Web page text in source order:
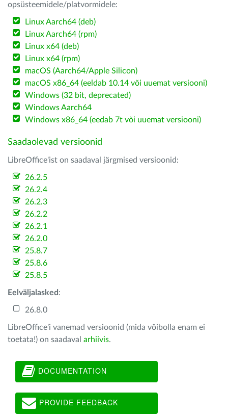
opsüsteemidele/platvormidele:
Linux Aarch64 (deb)
Linux Aarch64 (rpm)
Linux x64 (deb)
Linux x64 (rpm)
macOS (Aarch64/Apple Silicon)
macOS x86_64 (eeldab 10.14 või uuemat versiooni)
Windows (32 bit, deprecated)
Windows Aarch64
Windows x86_64 (eedab 7t või uuemat versiooni)
Saadaolevad versioonid
LibreOffice'ist on saadaval järgmised versioonid:
26.2.5
26.2.4
26.2.3
26.2.2
26.2.1
26.2.0
25.8.7
25.8.6
25.8.5
Eelväljalasked :
26.8.0
LibreOffice'i vanemad versioonid (mida võibolla enam ei
toetata!) on saadaval arhiivis.
DOCUMENTATION
PROVIDE FEEDBACK